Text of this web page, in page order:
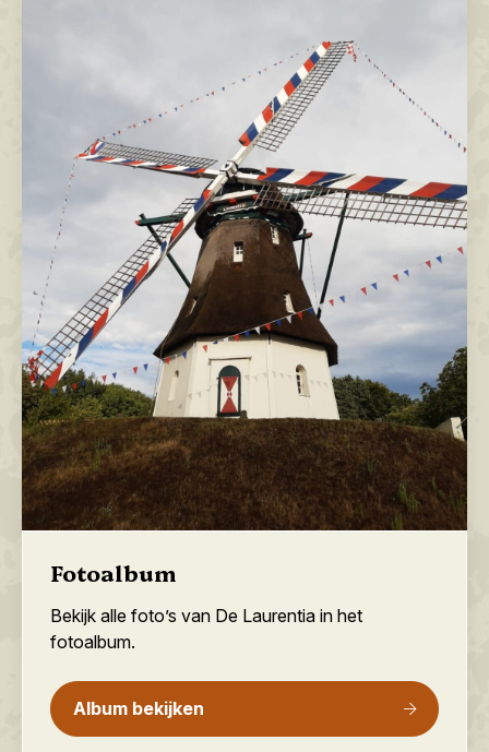
Fotoalbum
Bekijk alle foto’s van De Laurentia in het
fotoalbum.
Album bekijken